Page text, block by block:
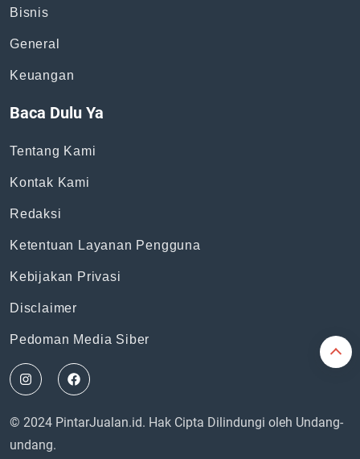
Bisnis
General
Keuangan
Baca Dulu Ya
Tentang Kami
Kontak Kami
Redaksi
Ketentuan Layanan Pengguna
Kebijakan Privasi
Disclaimer
Pedoman Media Siber
© 2024 PintarJualan.id. Hak Cipta Dilindungi oleh Undang-
undang.